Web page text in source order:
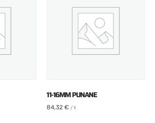
11-16MM PUNANE
84,32 € / t